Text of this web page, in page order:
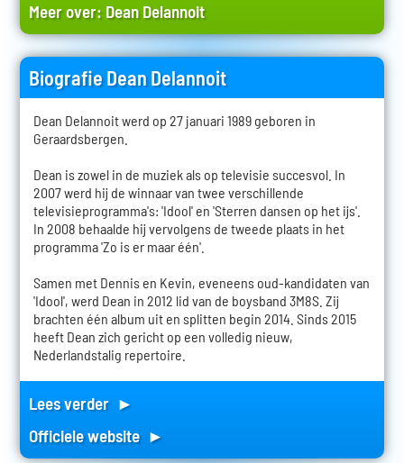
Meer over: Dean Delannoit
Biografie Dean Delannoit
Dean Delannoit werd op 27 januari 1989 geboren in
Geraardsbergen.
Dean is zowel in de muziek als op televisie succesvol. In
2007 werd hij de winnaar van twee verschillende
televisieprogramma's: 'Idool' en 'Sterren dansen op het ijs'.
In 2008 behaalde hij vervolgens de tweede plaats in het
programma 'Zo is er maar één'.
Samen met Dennis en Kevin, eveneens oud-kandidaten van
'Idool', werd Dean in 2012 lid van de boysband 3M8S. Zij
brachten één album uit en splitten begin 2014. Sinds 2015
heeft Dean zich gericht op een volledig nieuw,
Nederlandstalig repertoire.
Lees verder ►
Officiele website ►